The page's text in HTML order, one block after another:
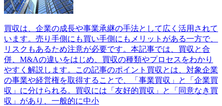
買収は、企業の成長や事業承継の手法として広く活用されて
います。売り手側にも買い手側にもメリットがある一方で、
リスクもあるため注意が必要です。本記事では、買収と合
併、M&Aの違いをはじめ、買収の種類やプロセスをわかり
やすく解説します。この記事のポイント買収とは、対象企業
の事業や経営権を取得することで、「事業買収」と「企業買
収」に分けられる。買収には「友好的買収」と「同意なき買
収」があり、一般的に中小